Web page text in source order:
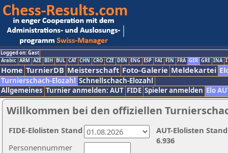
Logged on: Gast
Arabic ARM AZE BIH BUL CAT CHN CRO CZE DEN ENG ESP FAI FIN FRA GER GRE INA
Home TurnierDB Meisterschaft Foto-Galerie Meldekartei
Turnierschach-Elozahl Schnellschach-Elozahl
Allgemeines Turnier anmelden: AUT FIDE Spieler anmelden Elo
Willkommen bei den offiziellen
Personennummer
AUT-Elolisten
6.936
FIDE-Elolisten Stand